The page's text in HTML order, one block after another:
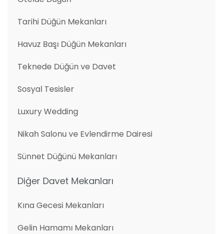
Tarihi Düğün Mekanları
Havuz Başı Düğün Mekanları
Teknede Düğün ve Davet
Sosyal Tesisler
Luxury Wedding
Nikah Salonu ve Evlendirme Dairesi
Sünnet Düğünü Mekanları
Diğer Davet Mekanları
Kına Gecesi Mekanları
Gelin Hamamı Mekanları